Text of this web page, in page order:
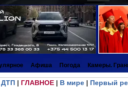
Афиша Погода Камеры.
ДТП| ГЛАВНОЕ| В мире| Первый